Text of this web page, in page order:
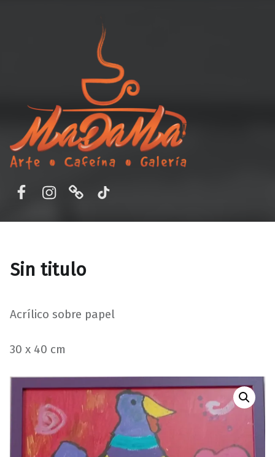
Sin titulo
Acrílico sobre papel
30 x 40 cm